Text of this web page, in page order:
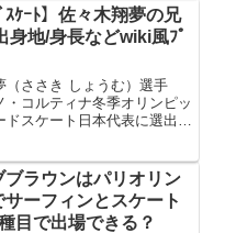
界最高峰の国・地域別対抗野
ﾞｽｹｰﾄ】佐々木翔夢の兄
身地/身長などwiki風ﾌﾟ
（ささき しょうむ）選手
・コルティナ冬季オリンピッ
ドスケート日本代表に選出さ
います。特に3000mと5000m
録...
ブラウンはパリオリン
サーフィンとスケート
目で出場できる？